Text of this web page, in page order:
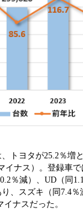
トヨタが25.2％増
ナス）。登録車
％減）、UD（同
、スズキ（同7.4
ナスだった。